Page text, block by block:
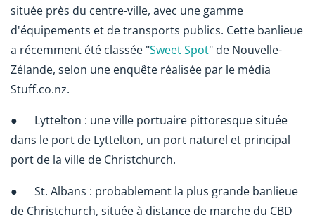
située près du centre-ville, avec une gamme
d'équipements et de transports publics. Cette banlieue
a récemment été classée "Sweet Spot" de Nouvelle-
Zélande, selon une enquête réalisée par le média
Stuff.co.nz.
● Lyttelton : une ville portuaire pittoresque située
dans le port de Lyttelton, un port naturel et principal
port de la ville de Christchurch.
● St. Albans : probablement la plus grande banlieue
de Christchurch, située à distance de marche du CBD